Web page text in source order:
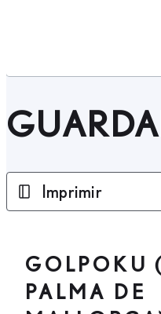
Imprimir
GOLPOKU
PALMA DE